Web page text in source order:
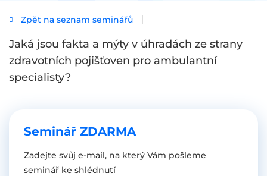
Zpět na seznam seminářů
Jaká jsou fakta a mýty v úhradách ze strany
zdravotních pojišťoven pro ambulantní
specialisty?
Seminář ZDARMA
Zadejte svůj e-mail, na který Vám pošleme
seminář ke shlédnutí